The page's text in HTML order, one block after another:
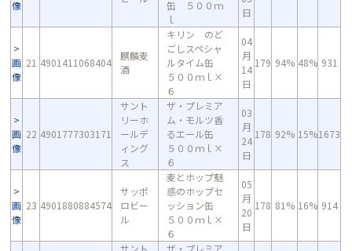
像
缶 ５００ｍ
ｌ
日
画
像
21 4901411068404
麒麟麦
酒
キリン のど
ごしスペシャ
ルタイム缶
５００ｍｌ×
６
04
月
14
日
179 94% 48% 931
画
像
22 4901777303171
サント
リーホ
ールデ
ィング
ス
ザ・プレミア
ム・モルツ香
るエール缶
５００ｍｌ×
６
03
月
24
日
178 92% 15%1673
画
像
23 4901880884574
サッポ
ロビー
ル
麦とホップ魅
惑のホップセ
ッション缶
５００ｍｌ×
６
05
月
20
日
178 81% 16% 914
サント
ザ・プレミア